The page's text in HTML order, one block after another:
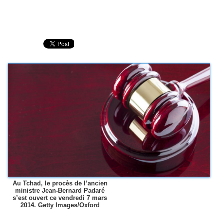
Au Tchad, le procès de l’ancien
ministre Jean-Bernard Padaré
s’est ouvert ce vendredi 7 mars
2014. Getty Images/Oxford